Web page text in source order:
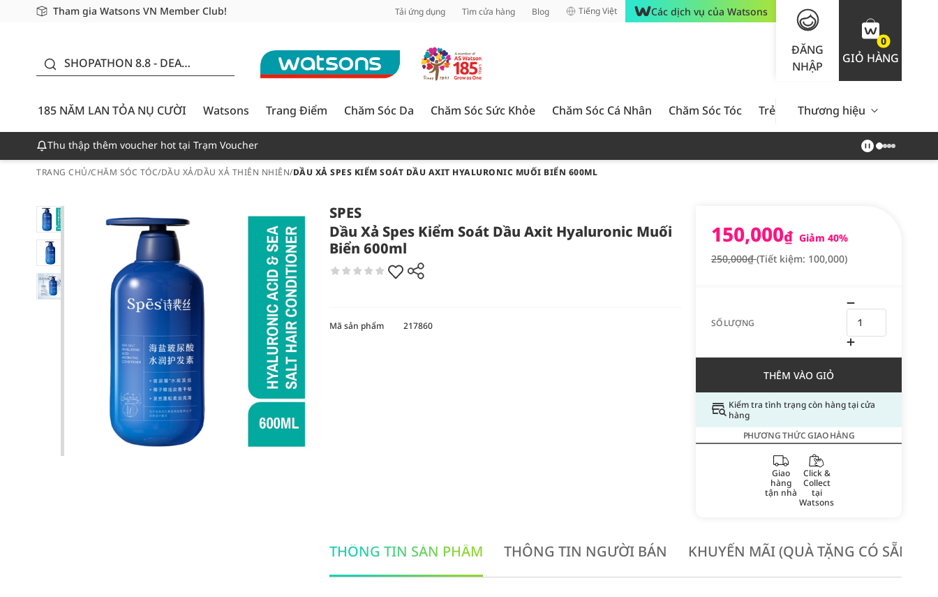
Tham gia Watsons VN Member Club!
Miễn phí giao hàng cho đơn hàng từ 249,000Đ
Giao hàng nhanh 24h - Áp dụng khu vực TP. Hồ Chí Minh Tải ứng dụng Tìm cửa hàng Blog Tiếng Việt Các dịch vụ của Watsons
ĐĂNG
NHẬP
0
GIỎ HÀNG
SHOPATHON 8.8 - DEAL
CƯỜI - GIẢM ĐẾN 50%
185 NĂM LAN TỎA NỤ CƯỜI Watsons Trang Điểm Chăm Sóc Da Chăm Sóc Sức Khỏe Chăm Sóc Cá Nhân Chăm Sóc Tóc Trẻ Em Nam Giới Chăm Sóc
Thương hiệu
Thu thập thêm voucher hot tại Trạm Voucher
TRANG CHỦ/CHĂM SÓC TÓC/DẦU XẢ/DẦU XẢ THIÊN NHIÊN/DẦU XẢ SPES KIỂM SOÁT DẦU AXIT HYALURONIC MUỐI BIỂN 600ML
SPES
Dầu Xả Spes Kiểm Soát Dầu Axit Hyaluronic Muối
Biển 600ml
150,000₫ Giảm 40%
250,000₫(Tiết kiệm: 100,000)
SỐ LƯỢNG
THÊM VÀO GIỎ
Kiểm tra tình trạng còn hàng tại cửa
hàng
PHƯƠNG THỨC GIAO HÀNG
Giao
hàng
tận nhà
Click &
Collect
tại
Watsons
Mã sản phẩm 217860
THÔNG TIN SẢN PHẨM THÔNG TIN NGƯỜI BÁN KHUYẾN MÃI (QUÀ TẶNG CÓ SẴN